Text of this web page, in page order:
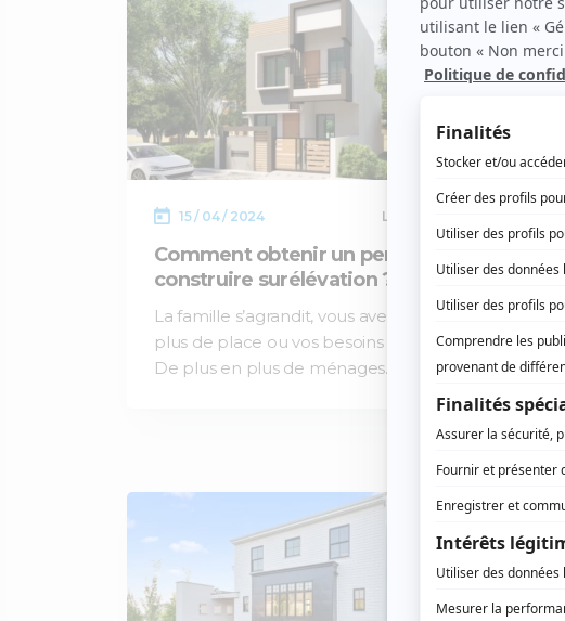
15 / 04 / 2024 Lecture :
Comment obtenir un permis de
construire surélévation ?
La famille s’agrandit, vous avez envie de
plus de place ou vos besoins évoluent…
De plus en plus de ménages…